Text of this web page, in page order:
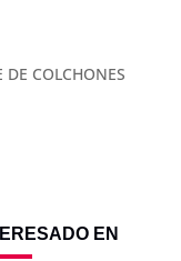
DE COLCHONES
EN